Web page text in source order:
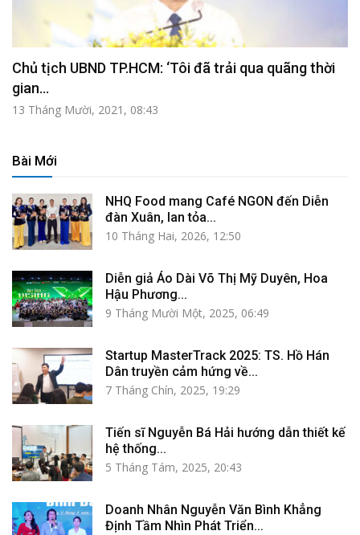
Chủ tịch UBND TP.HCM: ‘Tôi đã trải qua quãng thời
gian...
13 Tháng Mười, 2021, 08:43
Bài Mới
NHQ Food mang Café NGON đến Diễn
đàn Xuân, lan tỏa...
10 Tháng Hai, 2026, 12:50
Diễn giả Áo Dài Võ Thị Mỹ Duyên, Hoa
Hậu Phương...
9 Tháng Mười Một, 2025, 06:49
Startup MasterTrack 2025: TS. Hồ Hán
Dân truyền cảm hứng về...
7 Tháng Chín, 2025, 19:29
Tiến sĩ Nguyễn Bá Hải hướng dẫn thiết kế
hệ thống...
5 Tháng Tám, 2025, 20:43
Doanh Nhân Nguyễn Văn Bình Khẳng
Định Tầm Nhìn Phát Triển...